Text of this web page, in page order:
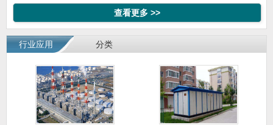
查看更多 >>
行业应用 分类